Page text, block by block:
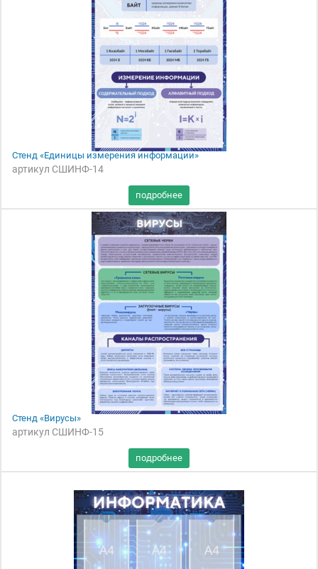
Стенд «Единицы измерения информации»
артикул СШИНФ-14
Стенд «Вирусы»
артикул СШИНФ-15